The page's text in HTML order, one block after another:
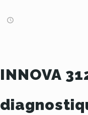
INNOVA